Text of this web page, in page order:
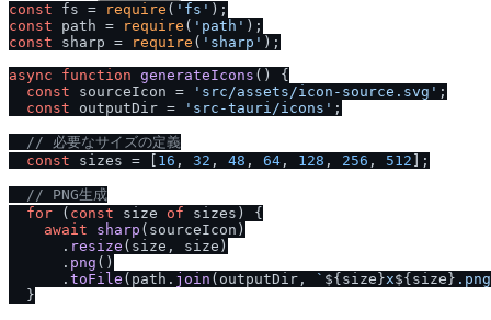
const fs = require ( 'fs'
const path = require ( 'path'
const sharp = require ( 'sharp' );
async
function generateIcons ( ) {
const sourceIcon = 'src/assets/icon-source.svg' ;
const outputDir = 'src-tauri/icons' ;
// 必要なサイズの定義
const sizes = [ 16 , 32 , 48 , 64 , 128 , 256 , 512 ];
// PNG生成
for ( const size of sizes) {
await
sharp (sourceIcon)
      .
resize (size, size)
      .
png ()
      .
toFile (path. join (outputDir, ` ${size}x${size}
  }